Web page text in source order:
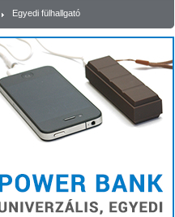
Egyedi fülhallgató